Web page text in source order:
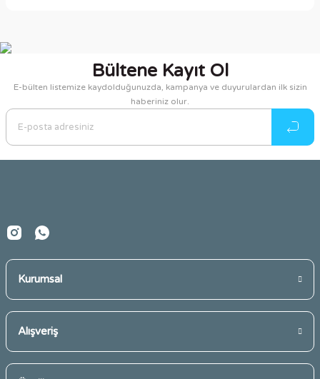
Görüş ve önerileriniz için teşekkür ederiz.
Ürün resmi kalitesiz, bozuk veya görüntülenemiyor.
Ürün açıklamasında eksik bilgiler bulunuyor.
Ürün bilgilerinde hatalar bulunuyor.
Bültene Kayıt Ol
E-bülten listemize kaydolduğunuzda, kampanya ve duyurulardan ilk sizin
haberiniz olur.
Kurumsal
Alışveriş